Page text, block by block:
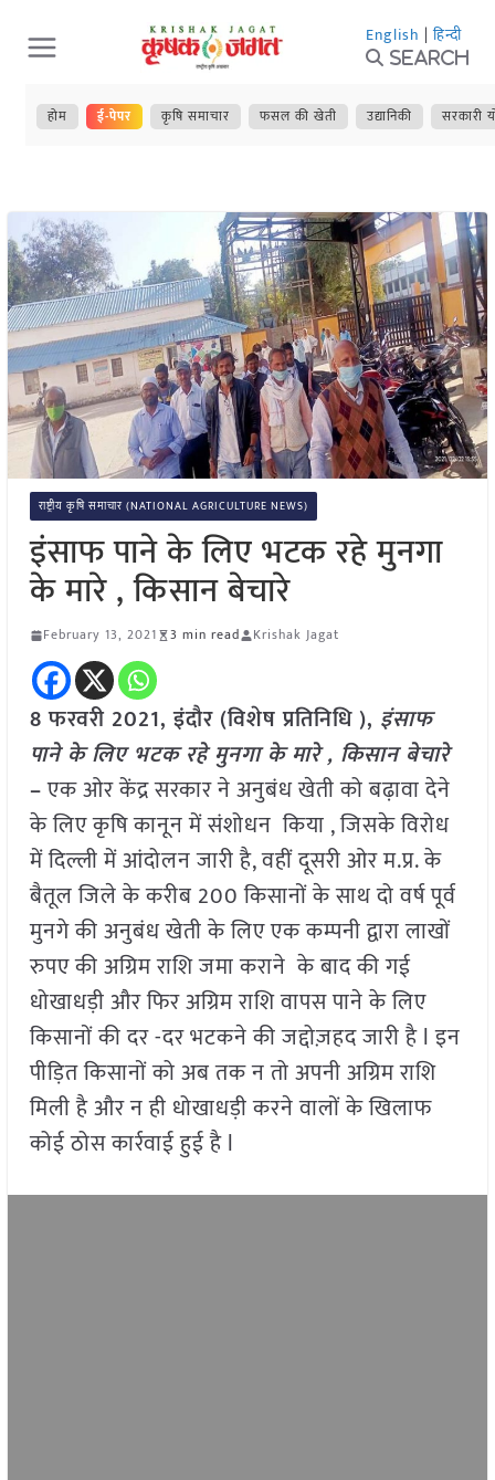
Skip
to
content
English | हिन्दी
Search
होम ई-पेपर कृषि समाचार फसल की खेती उद्यानिकी सरकारी
राष्ट्रीय कृषि समाचार (NATIONAL AGRICULTURE NEWS)
इंसाफ पाने के लिए भटक रहे मुनगा
के मारे , किसान बेचारे
February 13, 2021 3 min read Krishak Jagat
8 फरवरी 2021, इंदौर (विशेष प्रतिनिधि ), इंसाफ
पाने के लिए भटक रहे मुनगा के मारे , किसान बेचारे
–एक ओर केंद्र सरकार ने अनुबंध खेती को बढ़ावा देने
के लिए कृषि कानून में संशोधन किया , जिसके विरोध
में दिल्ली में आंदोलन जारी है, वहीं दूसरी ओर म.प्र. के
बैतूल जिले के करीब 200 किसानों के साथ दो वर्ष पूर्व
मुनगे की अनुबंध खेती के लिए एक कम्पनी द्वारा लाखों
रुपए की अग्रिम राशि जमा कराने के बाद की गई
धोखाधड़ी और फिर अग्रिम राशि वापस पाने के लिए
किसानों की दर -दर भटकने की जद्दोज़हद जारी है l इन
पीड़ित किसानों को अब तक न तो अपनी अग्रिम राशि
मिली है और न ही धोखाधड़ी करने वालों के खिलाफ
कोई ठोस कार्रवाई हुई है l